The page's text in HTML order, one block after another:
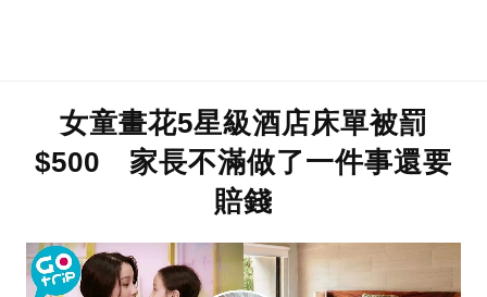
女童畫花5星級酒店床單被罰
$500 家長不滿做了一件事還要
賠錢